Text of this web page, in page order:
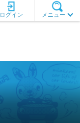
メニュー
ログイン